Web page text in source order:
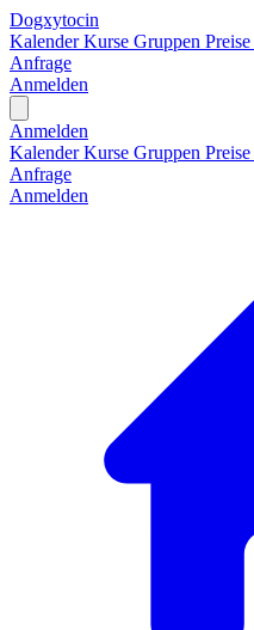
Dogxytocin
KalenderKurse Gruppen Preise
Anfrage
Anmelden
Anmelden
KalenderKurse Gruppen Preise
Anfrage
Anmelden